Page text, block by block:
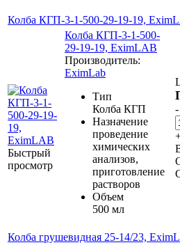
Колба КГП-3-1-500-29-19-19,
Быстрый
просмотр
Колба КГП-3-1-500-
29-19-19, EximLAB
Производитель:
EximLab
Тип
Колба КГП
Назначение
проведение
химических
анализов,
приготовление
растворов
Объем
500 мл
-
Колба грушевидная 25-14/23,